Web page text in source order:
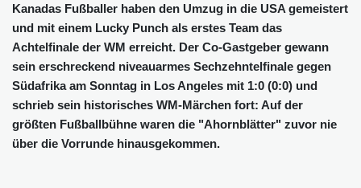
Kanadas Fußballer haben den Umzug in die USA gemeistert
und mit einem Lucky Punch als erstes Team das
Achtelfinale der WM erreicht. Der Co-Gastgeber gewann
sein erschreckend niveauarmes Sechzehntelfinale gegen
Südafrika am Sonntag in Los Angeles mit 1:0 (0:0) und
schrieb sein historisches WM-Märchen fort: Auf der
größten Fußballbühne waren die "Ahornblätter" zuvor nie
über die Vorrunde hinausgekommen.